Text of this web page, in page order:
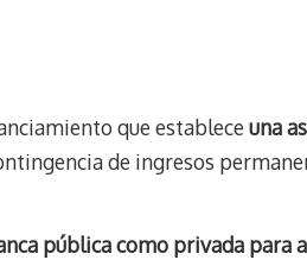
que estableceuna
de ingresos
pública como privada para